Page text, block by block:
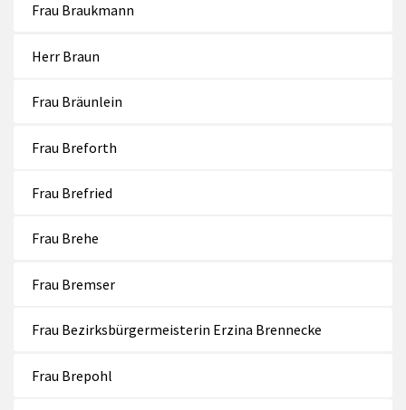
Frau Braukmann
Herr Braun
Frau Bräunlein
Frau Breforth
Frau Brefried
Frau Brehe
Frau Bremser
Frau Bezirksbürgermeisterin Erzina Brennecke
Frau Brepohl